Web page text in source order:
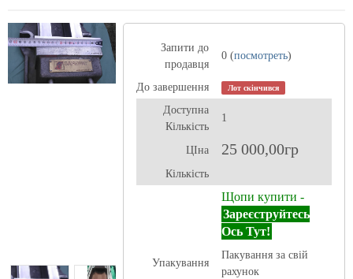
Запити до
продавця
0 (посмотреть)
До завершення Лот скінчився
Доступна
Кількість
1
ЦІна 25 000,00гр
Кількість
Щопи купити -
Зареєструйтесь
Ось Тут!
Упакування
Пакування за свій
рахунок